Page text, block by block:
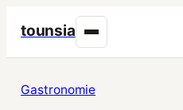
tounsia
Gastronomie